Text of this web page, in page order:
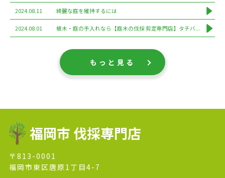
2024.08.11 綺麗な庭を維持するには
2024.08.01 植木・庭の手入れなら【庭木の伐採 剪定専門店】タチバ...
もっと見る
福岡市 伐採専門店
〒813-0001
福岡市東区唐原1丁目4-7